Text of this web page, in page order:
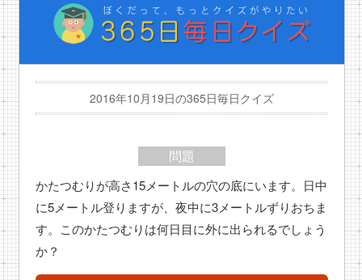
2016年10月19日の365日毎日クイズ
問題
かたつむりが高さ15メートルの穴の底にいます。日中
に5メートル登りますが、夜中に3メートルずりおちま
す。このかたつむりは何日目に外に出られるでしょう
か？